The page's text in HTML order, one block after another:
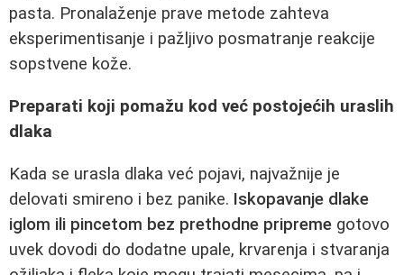
pasta. Pronalaženje prave metode zahteva
eksperimentisanje i pažljivo posmatranje reakcije
sopstvene kože.
Preparati koji pomažu kod već postojećih uraslih
dlaka
Kada se urasla dlaka već pojavi, najvažnije je
delovati smireno i bez panike. Iskopavanje dlake
iglom ili pincetom bez prethodne pripreme gotovo
uvek dovodi do dodatne upale, krvarenja i stvaranja